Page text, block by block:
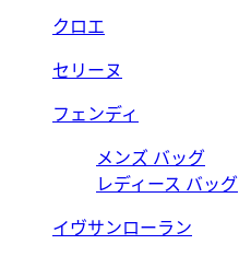
クロエ
セリーヌ
フェンディ
メンズ バッグ
レディース バッグ
イヴサンローラン